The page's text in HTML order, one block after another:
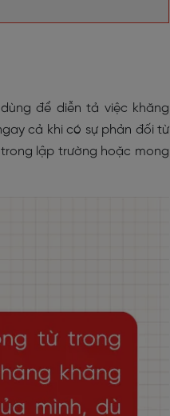
để diễn tả việc khăng
cả khi có sự phản đối từ
lập trường hoặc mong